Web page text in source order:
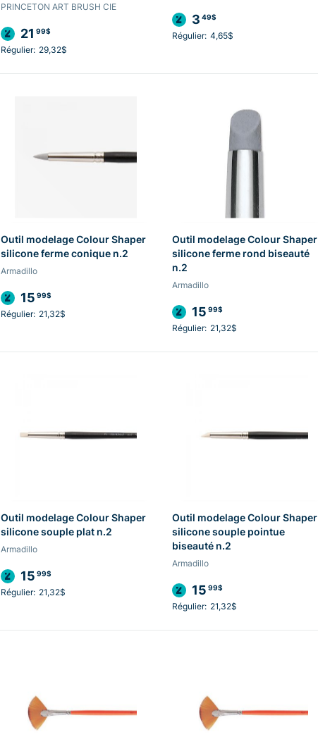
PRINCETON ART BRUSH CIE
21 99$
Régulier: 29,32$
3 49$
Régulier: 4,65$
Outil modelage Colour Shaper
silicone ferme conique n.2
Armadillo
15 99$
Régulier: 21,32$
Outil modelage Colour Shaper
silicone ferme rond biseauté
n.2
Armadillo
15 99$
Régulier: 21,32$
Outil modelage Colour Shaper
silicone souple plat n.2
Armadillo
15 99$
Régulier: 21,32$
Outil modelage Colour Shaper
silicone souple pointue
biseauté n.2
Armadillo
15 99$
Régulier: 21,32$